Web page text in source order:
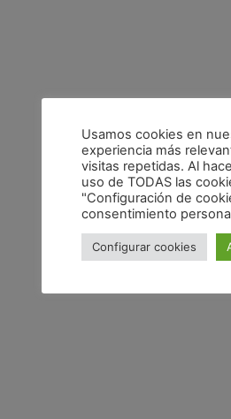
Usamos cookies en
experiencia más
visitas repetidas. Al
uso de TODAS las
"Configuración de
consentimiento
Configurar cookies